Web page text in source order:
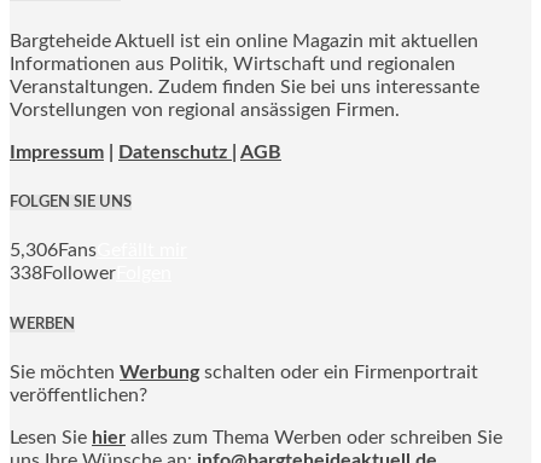
Bargteheide Aktuell ist ein online Magazin mit aktuellen
Informationen aus Politik, Wirtschaft und regionalen
Veranstaltungen. Zudem finden Sie bei uns interessante
Vorstellungen von regional ansässigen Firmen.
Impressum Datenschutz | AGB
FOLGEN SIE UNS
5,306Fans
338Follower
WERBEN
Sie möchten Werbung schalten oder ein Firmenportrait
veröffentlichen?
Lesen Sie hier alles zum Thema Werben oder schreiben Sie